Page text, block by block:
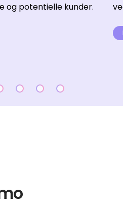
potentielle kunder.